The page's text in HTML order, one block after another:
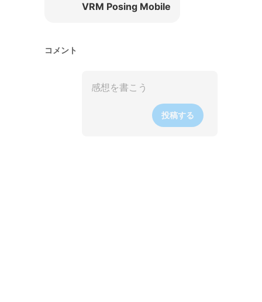
VRM Posing Mobile
コメント
投稿する